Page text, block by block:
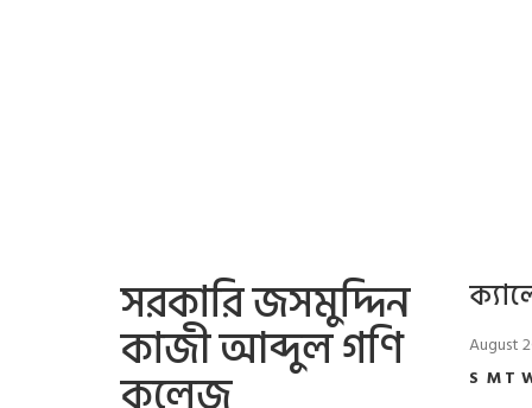
সরকারি জসমুদ্দিন
কাজী আব্দুল গণি
August
S MT